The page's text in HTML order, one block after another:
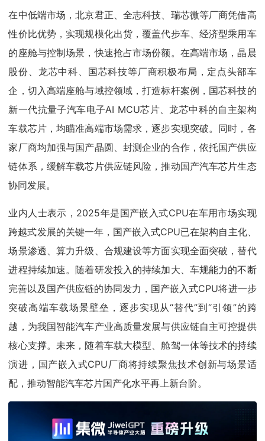
在中低端市场，北京君正、全志科技、瑞芯微等厂商凭借高
性价比优势，实现规模化出货，覆盖代步车、经济型乘用车
的座舱与控制场景，快速抢占市场份额。在高端市场，晶晨
股份、龙芯中科、国芯科技等厂商积极布局，定点头部车
企，切入高端座舱与域控领域，打造标杆案例，国芯科技的
新一代抗量子汽车电子AI MCU芯片、龙芯中科的自主架构
车载芯片，均瞄准高端市场需求，逐步实现突破。同时，各
家厂商均加强与国产晶圆、封测企业的合作，依托国产供应
链体系，缓解车载芯片供应链风险，推动国产汽车芯片生态
协同发展。
业内人士表示，2025年是国产嵌入式CPU在车用市场实现
跨越式发展的关键一年，国产嵌入式CPU已在架构自主化、
场景渗透、算力升级、合规建设等方面实现全面突破，替代
进程持续加速。随着研发投入的持续加大、车规能力的不断
完善以及国产供应链的协同发力，国产嵌入式CPU将进一步
突破高端车载场景壁垒，逐步实现从“替代”到“引领”的跨
越，为我国智能汽车产业高质量发展与供应链自主可控提供
核心支撑。未来，随着车载大模型、舱驾一体等技术的持续
演进，国产嵌入式CPU厂商将持续聚焦技术创新与场景适
配，推动智能汽车芯片国产化水平再上新台阶。